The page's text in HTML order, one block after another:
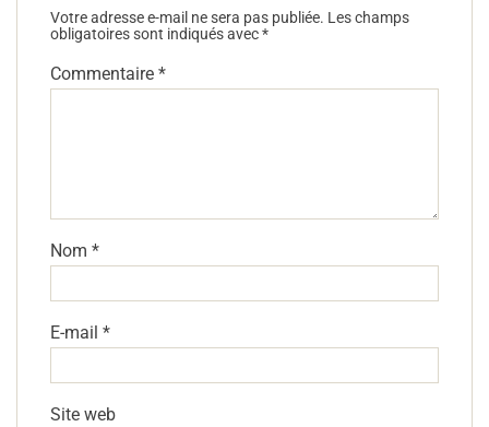
Votre adresse e-mail ne sera pas publiée. Les champs
obligatoires sont indiqués avec*
Commentaire *
Nom *
E-mail *
Site web